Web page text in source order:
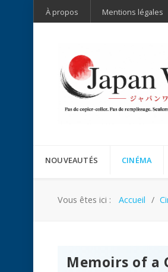
À propos Mentions légales
NOUVEAUTÉS CINÉMA
Vous êtes ici : Accueil
Memoirs of a